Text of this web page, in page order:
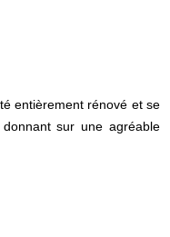
entièrement rénové et se
sur une agréable